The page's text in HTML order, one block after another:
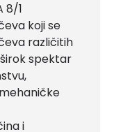
8/1
koji se
različitih
spektar
i